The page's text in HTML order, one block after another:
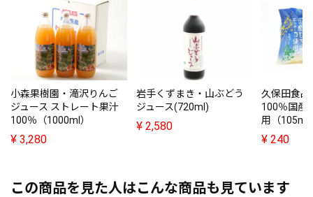
小森果樹園・滝沢りんご
ジュース ストレート果汁
100％（1000ml）
¥ 3,280
岩手くずまき・山ぶどう
ジュース(720ml)
¥ 2,580
久保田食
100％国産
用（105ml
¥ 240
この商品を見た人はこんな商品も見ています